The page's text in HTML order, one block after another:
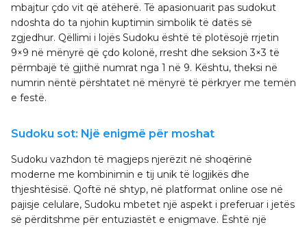
mbajtur çdo vit që atëherë. Të apasionuarit pas sudokut
ndoshta do ta njohin kuptimin simbolik të datës së
zgjedhur. Qëllimi i lojës Sudoku është të plotësojë rrjetin
9×9 në mënyrë që çdo kolonë, rresht dhe seksion 3×3 të
përmbajë të gjithë numrat nga 1 në 9. Kështu, theksi në
numrin nëntë përshtatet në mënyrë të përkryer me temën
e festë.
Sudoku sot: Një enigmë për moshat
Sudoku vazhdon të magjeps njerëzit në shoqërinë
moderne me kombinimin e tij unik të logjikës dhe
thjeshtësisë. Qoftë në shtyp, në platformat online ose në
pajisje celulare, Sudoku mbetet një aspekt i preferuar i jetës
së përditshme për entuziastët e enigmave. Është një